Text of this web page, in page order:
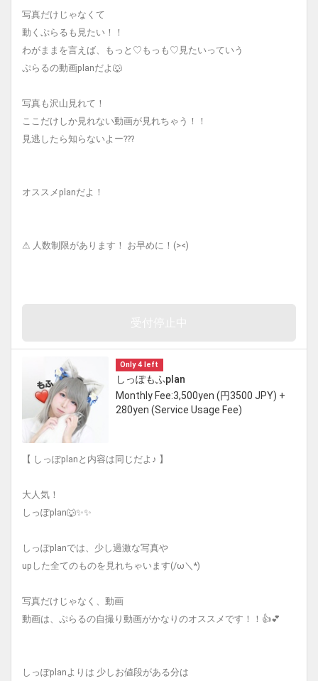
写真だけじゃなくて
動くぷらるも見たい！！
わがままを言えば、もっと♡もっも♡見たいっていう
ぷらるの動画planだよ🐺
写真も沢山見れて！
ここだけしか見れない動画が見れちゃう！！
見逃したら知らないよー???
オススメplanだよ！
⚠︎ 人数制限があります！ お早めに！(><)
Only 4 left
しっぽもふplan
Monthly Fee:3,500yen (円3500 JPY) +
280yen (Service Usage Fee)
【 しっぽplanと内容は同じだよ♪ 】
大人気！
しっぽplan🐺✨✨
しっぽplanでは、少し過激な写真や
upした全てのものを見れちゃいます(/ω＼*)
写真だけじゃなく、動画
動画は、ぷらるの自撮り動画がかなりのオススメです！！👍💕
しっぽplanよりは 少しお値段がある分は